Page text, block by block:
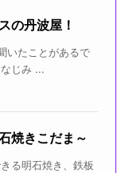
の丹波屋！
いたことがあるで
じみ ...
焼きこだま～
る明石焼き、鉄板